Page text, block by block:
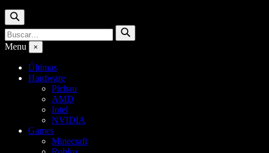
Buscar
Buscar
por:
Buscar
Menu ×
Últimas
Hardware
Pichau
AMD
Intel
NVIDIA
Games
Minecraft